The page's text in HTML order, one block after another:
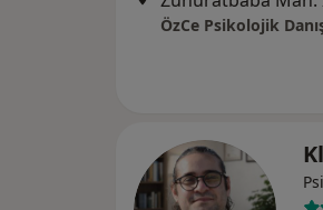
ÖzCe Psikolojik